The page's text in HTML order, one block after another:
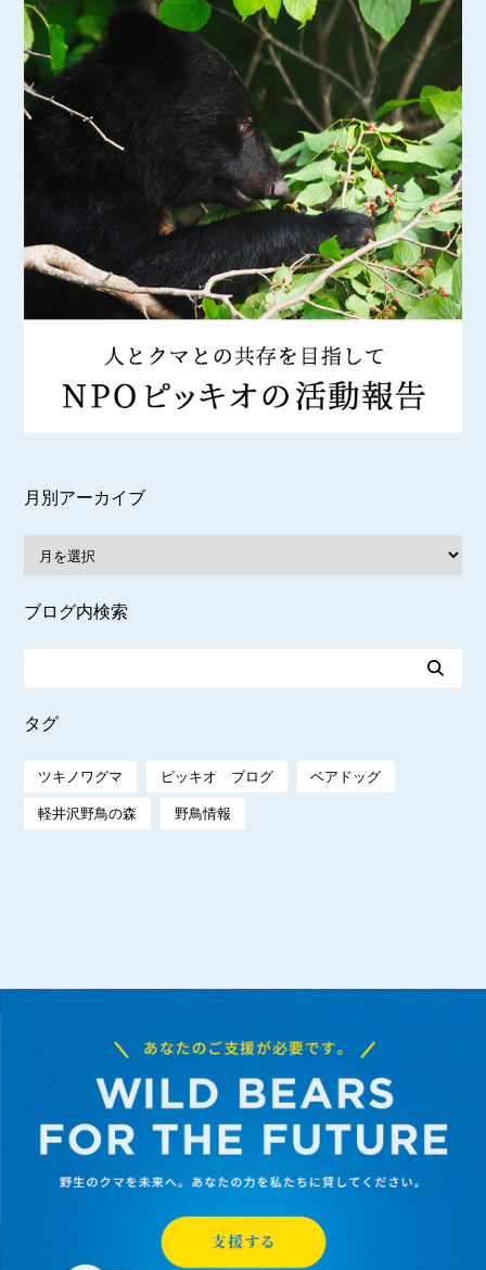
月別アーカイブ
ブログ内検索
タグ
ツキノワグマ ピッキオ ブログ ベアドッグ
軽井沢野鳥の森 野鳥情報